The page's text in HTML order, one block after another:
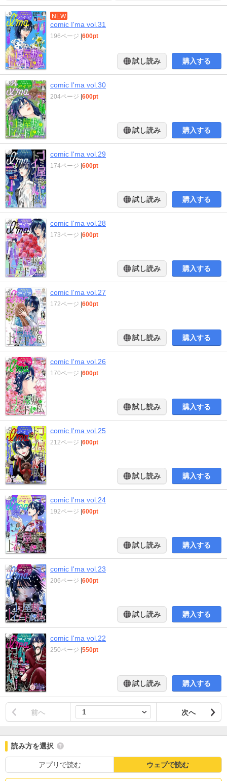
と仕度して出かけるゆき。待ち合わせ相手はなんと、先日鍵を拾ったイケメ
ン・黒沢！ 鍵のお礼ということだが、男女の一対一の食事なんてこれはデー
ト！？ ゆき、まさかのモテ期到来か!？『ボロアパートOLが100万再生超えた
日』第4話 和田海里
NEW
comic I'ma vol.31
196ページ 600pt
試し読み 購入する
comic I'ma vol.30
204ページ 600pt
試し読み 購入する
comic I'ma vol.29
174ページ 600pt
試し読み 購入する
comic I'ma vol.28
173ページ 600pt
試し読み 購入する
comic I'ma vol.27
172ページ 600pt
試し読み 購入する
comic I'ma vol.26
170ページ 600pt
試し読み 購入する
comic I'ma vol.25
212ページ 600pt
試し読み 購入する
comic I'ma vol.24
192ページ 600pt
試し読み 購入する
comic I'ma vol.23
206ページ 600pt
試し読み 購入する
comic I'ma vol.22
250ページ 550pt
試し読み 購入する
前へ 次へ
読み方を選択
アプリで読む ウェブで読む